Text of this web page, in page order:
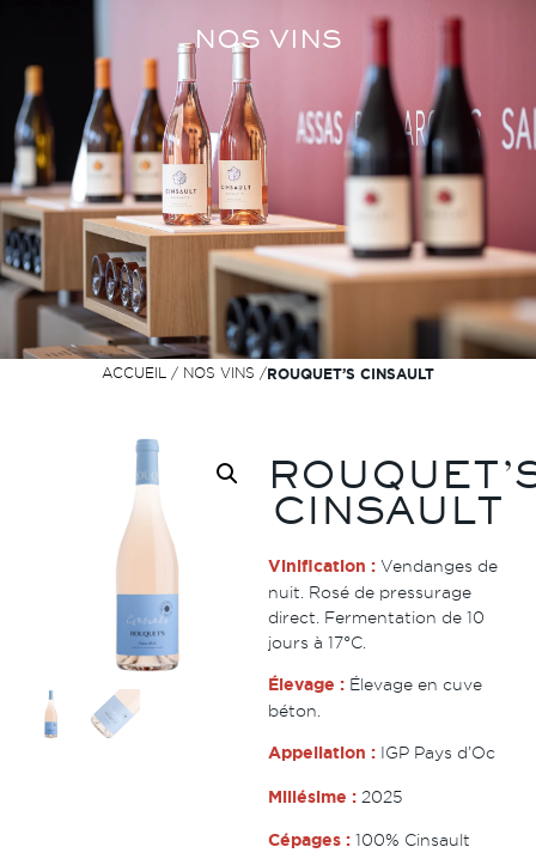
NOS VINS
ACCUEIL / NOS VINS /ROUQUET’S CINSAULT
CINSAULT
Vinification : Vendanges de
nuit. Rosé de pressurage
direct. Fermentation de 10
jours à 17°C.
Élevage : Élevage en cuve
béton.
Appellation : IGP Pays d’Oc
Millésime : 2025
Cépages : 100% Cinsault